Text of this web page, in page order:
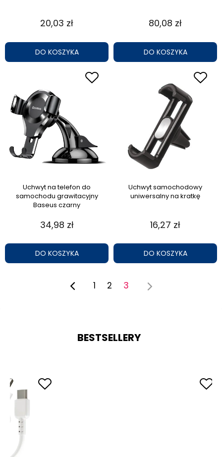
20,03 zł
DO KOSZYKA
80,08 zł
DO KOSZYKA
Uchwyt na telefon do
samochodu grawitacyjny
Baseus czarny
34,98 zł
DO KOSZYKA
Uchwyt samochodowy
uniwersalny na kratkę
16,27 zł
DO KOSZYKA
1 2 3
BESTSELLERY